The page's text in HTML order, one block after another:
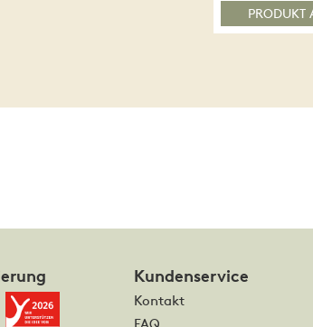
PRODUKT
Kundenservice
Kontakt
FAQ